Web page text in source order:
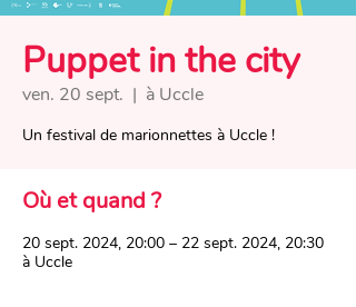
Puppet in the city
ven. 20 sept.
  |
à Uccle
Un festival de marionnettes à Uccle !
Où et quand ?
20 sept. 2024, 20:00 – 22 sept. 2024, 20:30
à Uccle